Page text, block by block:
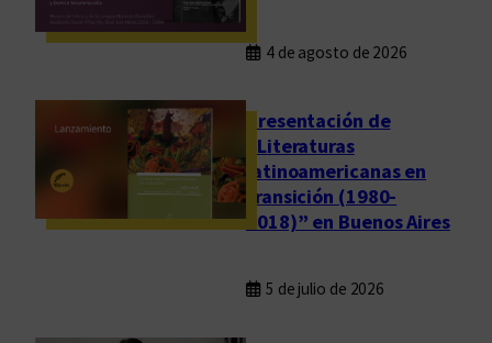
4 de agosto de 2026
Presentación de
“Literaturas
latinoamericanas en
transición (1980-
2018)” en Buenos Aires
5 de julio de 2026